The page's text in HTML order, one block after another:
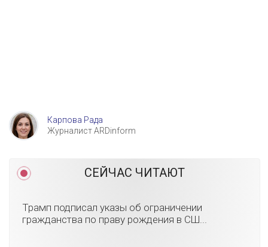
Карпова Рада
Журналист ARDinform
СЕЙЧАС ЧИТАЮТ
Трамп подписал указы об ограничении
гражданства по праву рождения в СШ...